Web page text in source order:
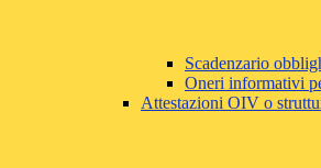
Scadenzario
Oneri informativi
Attestazioni OIV o